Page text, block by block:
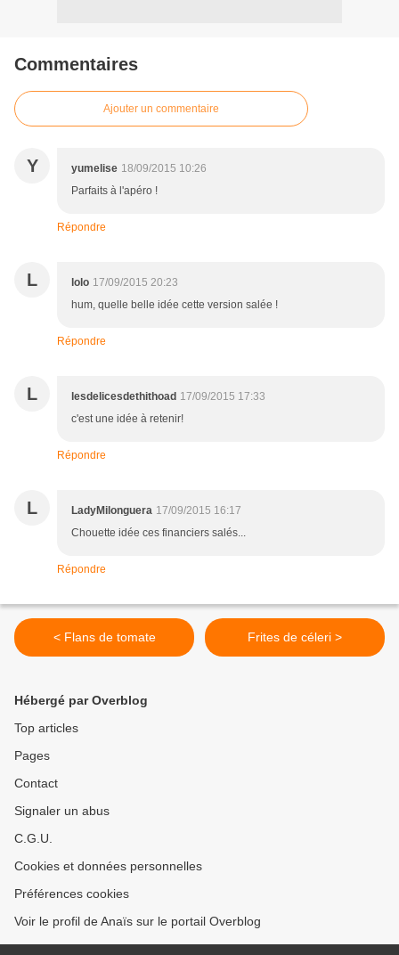
Commentaires
Ajouter un commentaire
Y yumelise 18/09/2015 10:26
Parfaits à l'apéro !
Répondre
L lolo 17/09/2015 20:23
hum, quelle belle idée cette version salée !
Répondre
L lesdelicesdethithoad 17/09/2015 17:33
c'est une idée à retenir!
Répondre
L LadyMilonguera 17/09/2015 16:17
Chouette idée ces financiers salés...
Répondre
< Flans de tomate Frites de céleri >
Hébergé par Overblog
Top articles
Pages
Contact
Signaler un abus
C.G.U.
Cookies et données personnelles
Préférences cookies
Voir le profil de Anaïs sur le portail Overblog